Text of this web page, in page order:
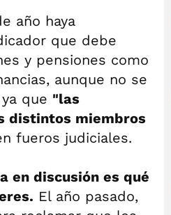
año haya
que debe
y pensiones como
aunque no se
que "las
distintos miembros
fueros judiciales.
en discusión es qué
El año pasado,